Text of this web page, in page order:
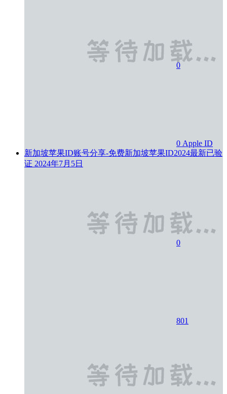
0
0 Apple ID
新加坡苹果ID账号分享-免费新加坡苹果ID2024最新已验
证 2024年7月5日
0
801